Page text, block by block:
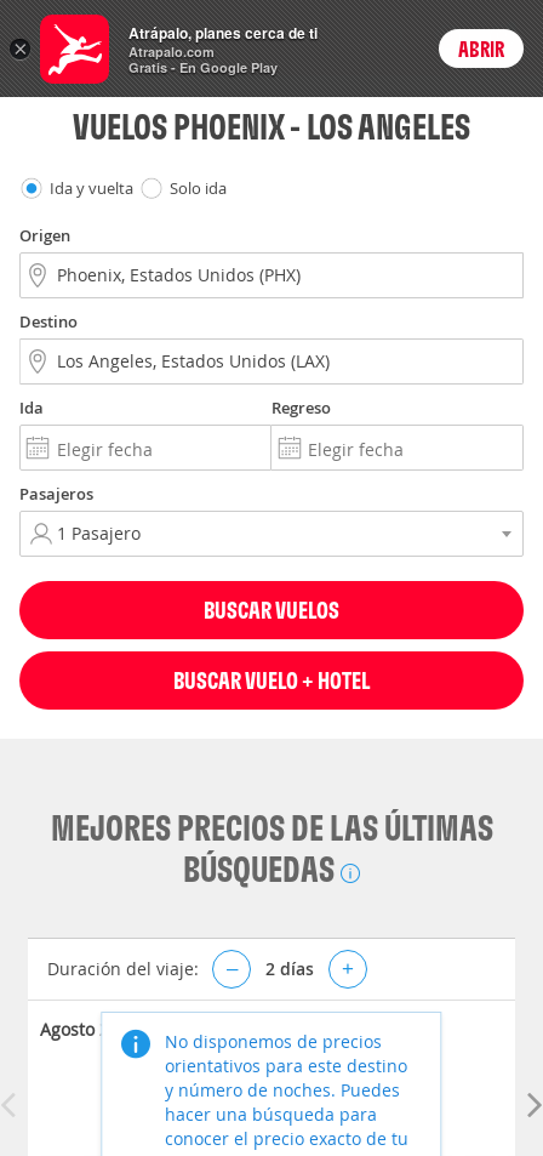
Vuelos Login
VUELOS PHOENIX - LOS ANGELES
Ida y vuelta Solo ida
Origen
Destino
Ida Regreso
Pasajeros
BUSCAR VUELOS
BUSCAR VUELO + HOTEL
MEJORES PRECIOS DE LAS ÚLTIMAS
BÚSQUEDAS
Duración del viaje: – 2 días +
Agosto 2026
No disponemos de precios
orientativos para este destino
y número de noches. Puedes
hacer una búsqueda para
conocer el precio exacto de tu
×
Atrápalo, planes cerca de ti
Atrapalo.com
Gratis - En Google Play
ABRIR